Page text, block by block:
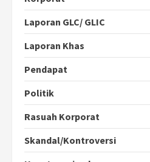
Laporan GLC/ GLIC
Laporan Khas
Pendapat
Politik
Rasuah Korporat
Skandal/Kontroversi